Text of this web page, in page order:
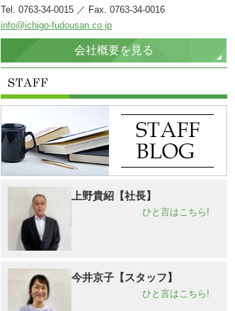
Tel. 0763-34-0015 ／ Fax. 0763-34-0016
info@ichigo-fudousan.co.jp
会社概要を見る
上野貴紹【社長】
ひと言はこちら!
今井京子【スタッフ】
ひと言はこちら!